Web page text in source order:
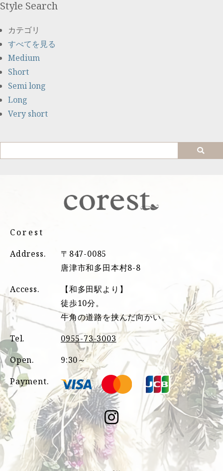
Style Search
カテゴリ
すべてを見る
Medium
Short
Semi long
Long
Very short
Corest
Address.
〒847-0085
唐津市和多田本村8-8
Access.
【和多田駅より】
徒歩10分。
牛角の道路を挟んだ向かい。
Tel.
0955-73-3003
Open.
9:30～
Payment.